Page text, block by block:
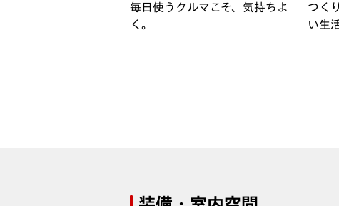
毎日使うクルマこそ、気持ちよ
く。
つく
い生